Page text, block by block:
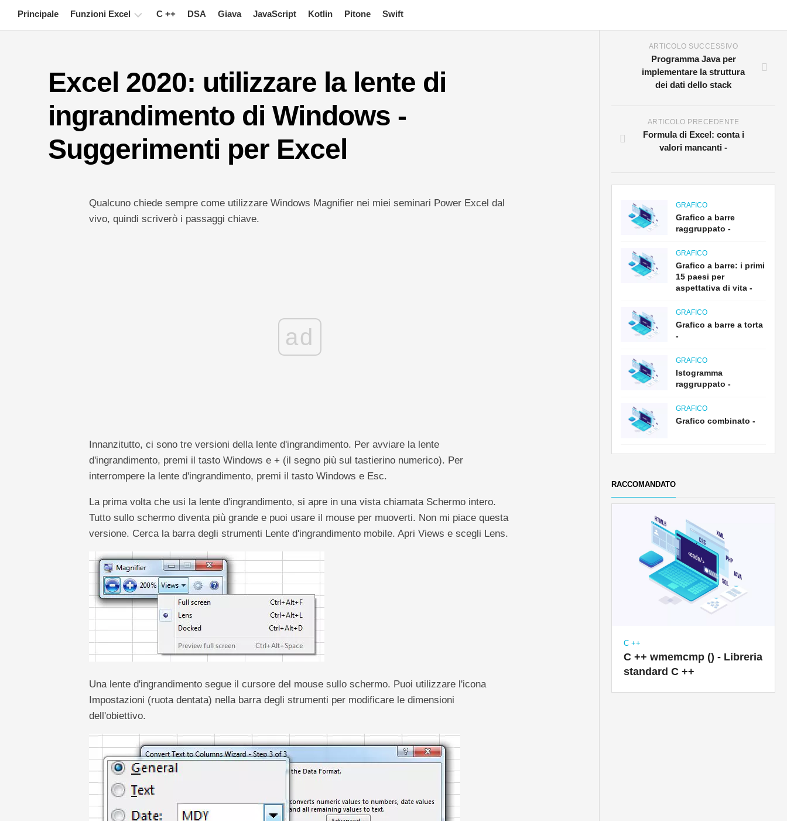
content
Principale Funzioni Excel
Suggerimenti
su
Formula
Glossario
Lezioni
C ++ DSA Giava JavaScript Kotlin Pitone Swift
Excel 2020: utilizzare la lente di
ingrandimento di Windows -
Suggerimenti per Excel
Qualcuno chiede sempre come utilizzare Windows Magnifier nei miei seminari Power Excel dal
vivo, quindi scriverò i passaggi chiave.
ad
Innanzitutto, ci sono tre versioni della lente d'ingrandimento. Per avviare la lente
d'ingrandimento, premi il tasto Windows e + (il segno più sul tastierino numerico). Per
interrompere la lente d'ingrandimento, premi il tasto Windows e Esc.
La prima volta che usi la lente d'ingrandimento, si apre in una vista chiamata Schermo intero.
Tutto sullo schermo diventa più grande e puoi usare il mouse per muoverti. Non mi piace questa
versione. Cerca la barra degli strumenti Lente d'ingrandimento mobile. Apri Views e scegli Lens.
Una lente d'ingrandimento segue il cursore del mouse sullo schermo. Puoi utilizzare l'icona
Impostazioni (ruota dentata) nella barra degli strumenti per modificare le dimensioni
dell'obiettivo.
ARTICOLO SUCCESSIVO
Programma Java per
implementare la struttura
dei dati dello stack
ARTICOLO PRECEDENTE
Formula di Excel: conta i
valori mancanti -
GRAFICO
Grafico a barre
raggruppato -
GRAFICO
Grafico a barre: i primi
15 paesi per
aspettativa di vita -
GRAFICO
Grafico a barre a torta
-
GRAFICO
Istogramma
raggruppato -
GRAFICO
Grafico combinato -
RACCOMANDATO
C ++
C ++ wmemcmp () - Libreria
standard C ++